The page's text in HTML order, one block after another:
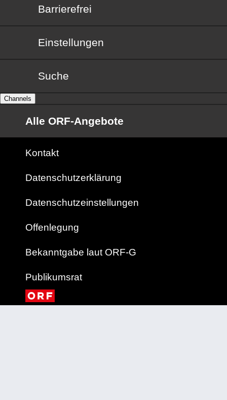
Barrierefrei
Barrierefrei
Einstellungen
Suche
Channels
Alle ORF-Angebote
Kontakt
Datenschutzerklärung
Datenschutzeinstellungen
Offenlegung
Bekanntgabe laut ORF-G
Publikumsrat